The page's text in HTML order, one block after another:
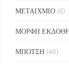
ΜΕΤΑΙΧΜΙΟ (6)
ΜΟΡΦΗ
ΜΠΟΤΣΗ (46)